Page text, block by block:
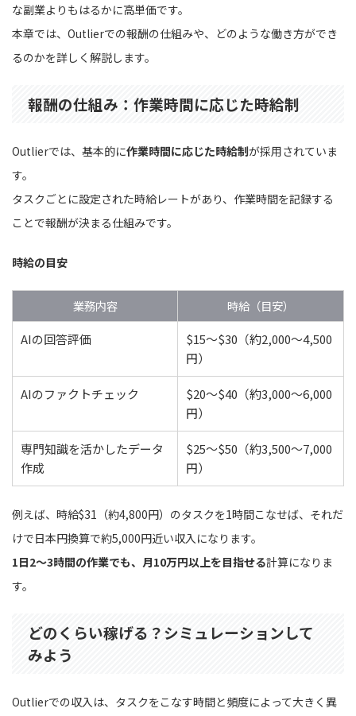
な副業よりもはるかに高単価です。
本章では、Outlierでの報酬の仕組みや、どのような働き方ができ
るのかを詳しく解説します。
報酬の仕組み：作業時間に応じた時給制
Outlierでは、基本的に作業時間に応じた時給制が採用されていま
す。
タスクごとに設定された時給レートがあり、作業時間を記録する
ことで報酬が決まる仕組みです。
時給の目安
業務内容
時給（目安）
AIの回答評価
$15〜$30（約2,000〜4,500
円）
AIのファクトチェック
$20〜$40（約3,000〜6,000
円）
専門知識を活かしたデータ
作成
$25〜$50（約3,500〜7,000
円）
例えば、時給$31（約4,800円）のタスクを1時間こなせば、それだ
けで日本円換算で約5,000円近い収入になります。
1日2〜3時間の作業でも、月10万円以上を目指せる計算になりま
す。
どのくらい稼げる？シミュレーションして
みよう
Outlierでの収入は、タスクをこなす時間と頻度によって大きく異